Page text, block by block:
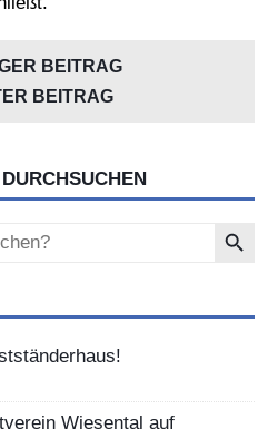
BEITRAG
BEITRAG
Wiesental auf